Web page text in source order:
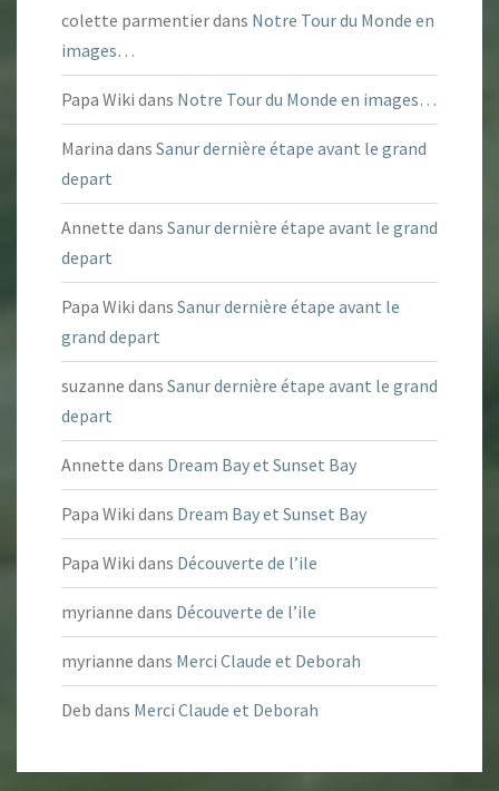
colette parmentierdans Notre Tour du Monde en
images…
Papa Wiki dans Notre Tour du Monde en images…
Marina dans Sanur dernière étape avant le grand
depart
Annette dans Sanur dernière étape avant le grand
depart
Papa Wiki dans Sanur dernière étape avant le
grand depart
suzanne dans Sanur dernière étape avant le grand
depart
Annette dans Dream Bay et Sunset Bay
Papa Wiki dans Dream Bay et Sunset Bay
Papa Wiki dans Découverte de l’ile
myrianne dans Découverte de l’ile
myrianne dans Merci Claude et Deborah
Deb dans Merci Claude et Deborah